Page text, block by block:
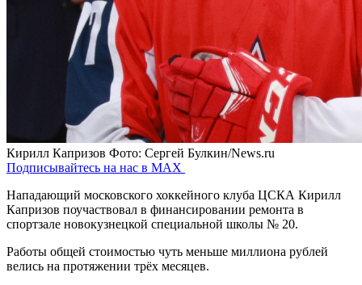
Кирилл Капризов Фото: Сергей Булкин/News.ru
Подписывайтесь на нас в MAX
Нападающий московского хоккейного клуба ЦСКА Кирилл
Капризов поучаствовал в финансировании ремонта в
спортзале новокузнецкой специальной школы № 20.
Работы общей стоимостью чуть меньше миллиона рублей
велись на протяжении трёх месяцев.